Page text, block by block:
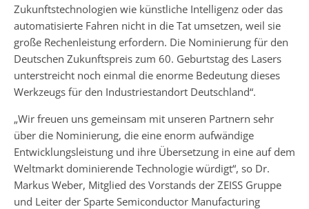
Zukunftstechnologien wie künstliche Intelligenz oder das
automatisierte Fahren nicht in die Tat umsetzen, weil sie
große Rechenleistung erfordern. Die Nominierung für den
Deutschen Zukunftspreis zum 60. Geburtstag des Lasers
unterstreicht noch einmal die enorme Bedeutung dieses
Werkzeugs für den Industriestandort Deutschland“.
„Wir freuen uns gemeinsam mit unseren Partnern sehr
über die Nominierung, die eine enorm aufwändige
Entwicklungsleistung und ihre Übersetzung in eine auf dem
Weltmarkt dominierende Technologie würdigt“, so Dr.
Markus Weber, Mitglied des Vorstands der ZEISS Gruppe
und Leiter der Sparte Semiconductor Manufacturing